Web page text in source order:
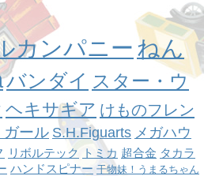
カンパニー ねん
バンダイ スター・ウ
ヘキサギア けものフレン
ガール S.H.Figuarts メガハウ
リボルテック トミカ 超合金 タカラ
ハンドスピナー 干物妹！うまるちゃん